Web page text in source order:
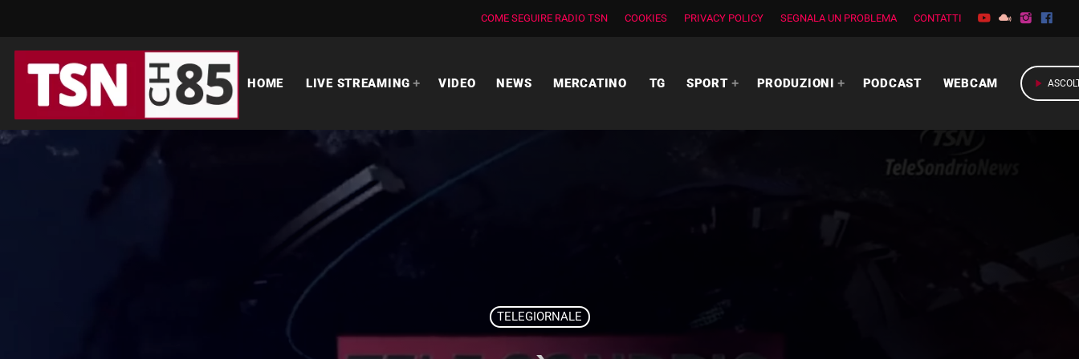
COME SEGUIRE RADIO TSN COOKIES PRIVACY POLICY SEGNALA UN PROBLEMA CONTATTI
HOME LIVE STREAMING VIDEO NEWS MERCATINO TG SPORT PRODUZIONI PODCAST WEBCAM play_arrow
TELEGIORNALE